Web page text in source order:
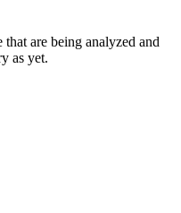
are being analyzed and
as yet.